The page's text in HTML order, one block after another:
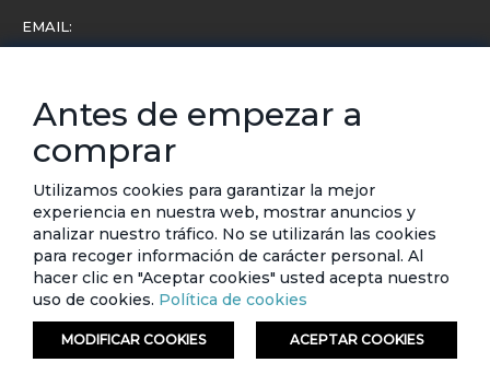
EMAIL:
Conoce toda la información sobre últimas colecciones,
eventos y ofertas.
Subscríbete a nuestro newsletter
SUSCRIBIRSE
© ETAFASHION 2023. Todos los derechos reservados.
Antes de empezar a
comprar
Utilizamos cookies para garantizar la mejor
experiencia en nuestra web, mostrar anuncios y
analizar nuestro tráfico. No se utilizarán las cookies
para recoger información de carácter personal. Al
hacer clic en "Aceptar cookies" usted acepta nuestro
uso de cookies. Política de cookies
MODIFICAR COOKIES ACEPTAR COOKIES